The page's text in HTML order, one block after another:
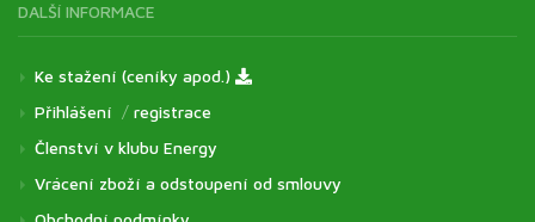
DALŠÍ INFORMACE
Ke stažení (ceníky apod.)
Přihlášení / registrace
Členství v klubu Energy
Vrácení zboží a odstoupení od smlouvy